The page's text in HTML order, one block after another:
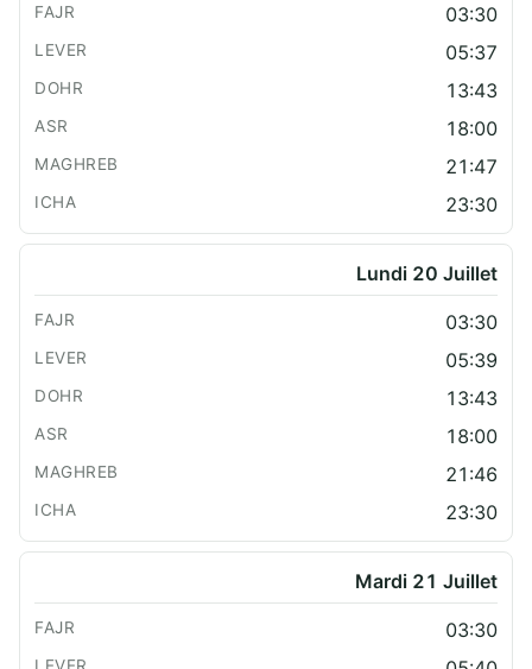
03:30
05:37
13:43
18:00
21:47
23:30
Lundi 20 Juillet
03:30
05:39
13:43
18:00
21:46
23:30
Mardi 21 Juillet
03:30